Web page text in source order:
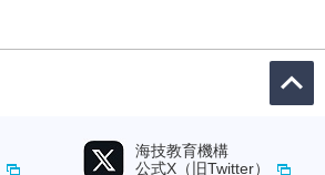
海技教育機構
公式X（旧Twitter）